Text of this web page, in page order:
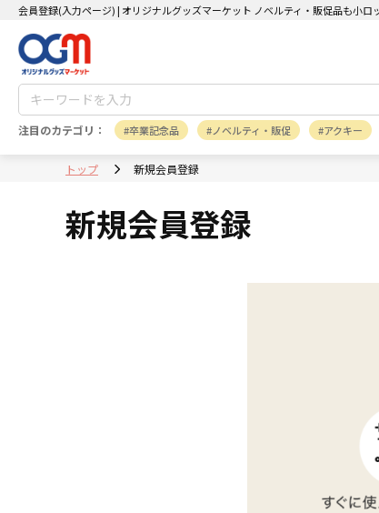
会員登録(入力ページ) | オリジナルグッズマーケット ノベルティ・販促品も小ロ
注目のカテゴリ： 卒業記念品 ノベルティ・販促 アクキー
トップ 新規会員登録
新規会員登録